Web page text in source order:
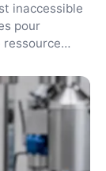
inaccessible
pour